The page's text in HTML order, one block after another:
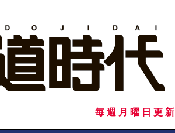
毎週月曜日更新